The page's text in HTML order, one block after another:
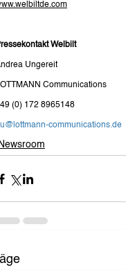
Welbilt
Ungereit
Communications
(0) 172 8965148
communications.de
Newsroom